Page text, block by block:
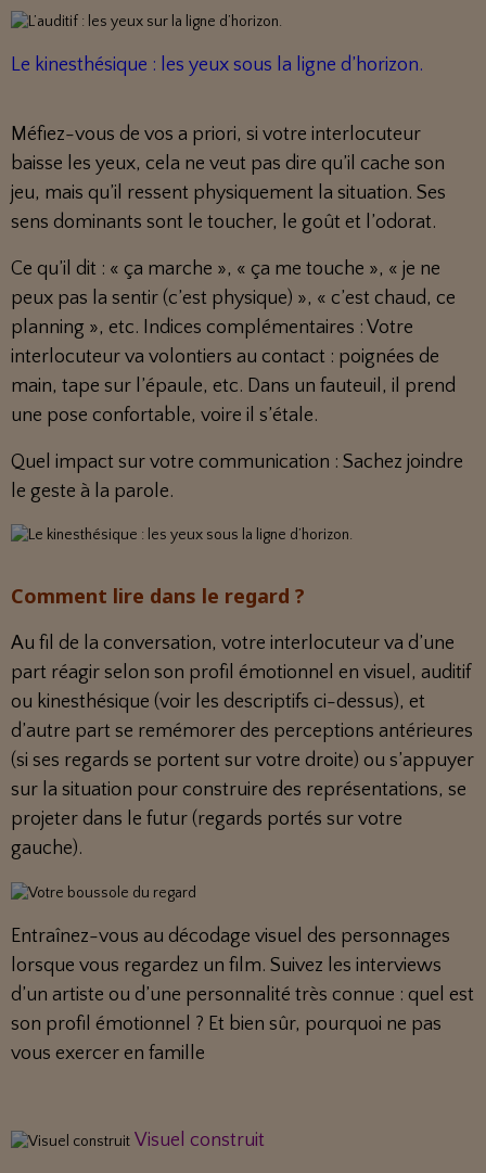
Le kinesthésique : les yeux sous la ligne d’horizon.
Méfiez-vous de vos a priori, si votre interlocuteur
baisse les yeux, cela ne veut pas dire qu’il cache son
jeu, mais qu’il ressent physiquement la situation. Ses
sens dominants sont le toucher, le goût et l’odorat.
Ce qu’il dit : « ça marche », « ça me touche », « je ne
peux pas la sentir (c’est physique) », « c’est chaud, ce
planning », etc. Indices complémentaires : Votre
interlocuteur va volontiers au contact : poignées de
main, tape sur l’épaule, etc. Dans un fauteuil, il prend
une pose confortable, voire il s’étale.
Quel impact sur votre communication : Sachez joindre
le geste à la parole.
Comment lire dans le regard ?
Au fil de la conversation, votre interlocuteur va d’une
part réagir selon son profil émotionnel en visuel, auditif
ou kinesthésique (voir les descriptifs ci-dessus), et
d’autre part se remémorer des perceptions antérieures
(si ses regards se portent sur votre droite) ou s’appuyer
sur la situation pour construire des représentations, se
projeter dans le futur (regards portés sur votre
gauche).
Entraînez-vous au décodage visuel des personnages
lorsque vous regardez un film. Suivez les interviews
d’un artiste ou d’une personnalité très connue : quel est
son profil émotionnel ? Et bien sûr, pourquoi ne pas
vous exercer en famille
Visuel construit